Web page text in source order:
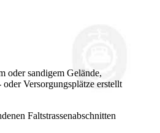
oder sandigem Gelände,
Versorgungsplätze erstellt
Faltstrassenabschnitten